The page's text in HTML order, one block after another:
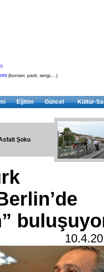
(konser, parti, sergi,...)
Eğitim Güncel Kültür-
Şoku